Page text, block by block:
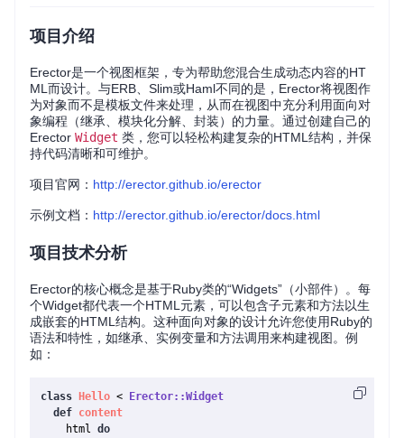
项目介绍
Erector是一个视图框架，专为帮助您混合生成动态内容的HT
ML而设计。与ERB、Slim或Haml不同的是，Erector将视图作
为对象而不是模板文件来处理，从而在视图中充分利用面向对
象编程（继承、模块化分解、封装）的力量。通过创建自己的
Erector Widget 类，您可以轻松构建复杂的HTML结构，并保
持代码清晰和可维护。
项目官网： http://erector.github.io/erector
示例文档： http://erector.github.io/erector/docs.html
项目技术分析
Erector的核心概念是基于Ruby类的“Widgets”（小部件）。每
个Widget都代表一个HTML元素，可以包含子元素和方法以生
成嵌套的HTML结构。这种面向对象的设计允许您使用Ruby的
语法和特性，如继承、实例变量和方法调用来构建视图。例
如：
class Hello <
Erector::Widget
def content
    html
do